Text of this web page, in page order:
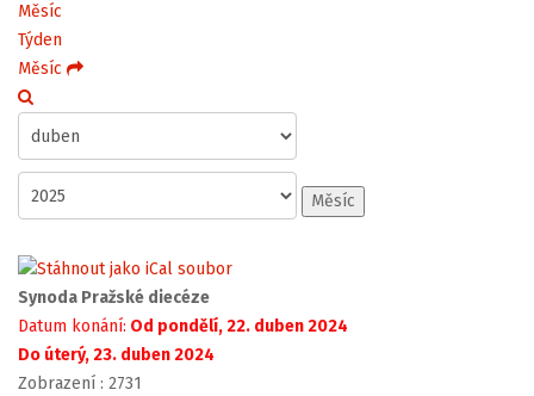
Měsíc
Týden
Měsíc
Měsíc
Synoda Pražské diecéze
Datum konání: Od pondělí, 22. duben 2024
Do úterý, 23. duben 2024
Zobrazení : 2731